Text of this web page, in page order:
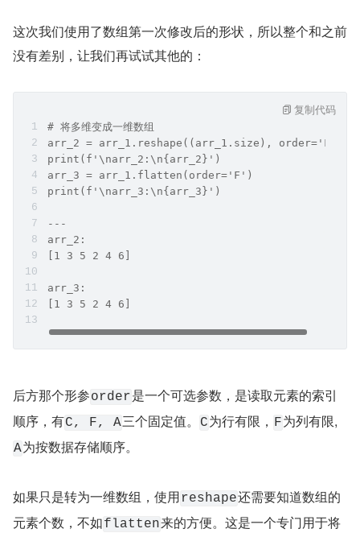
这次我们使用了数组第一次修改后的形状，所以整个和之前
没有差别，让我们再试试其他的：
# 将多维变成一维数组
arr_2 = arr_1.reshape((arr_1.size), order='F')
print(f'\narr_2:\n{arr_2}')
arr_3 = arr_1.flatten(order='F')
print(f'\narr_3:\n{arr_3}')
---
arr_2:
[1 3 5 2 4 6]
arr_3:
[1 3 5 2 4 6]
复制代码
后方那个形参order是一个可选参数，是读取元素的索引
顺序，有C, F, A三个固定值。 C为行有限， F
A为按数据存储顺序。
如果只是转为一维数组，使用 reshape还需要知道数组的
元素个数，不如flatten来的方便。这是一个专门用于将